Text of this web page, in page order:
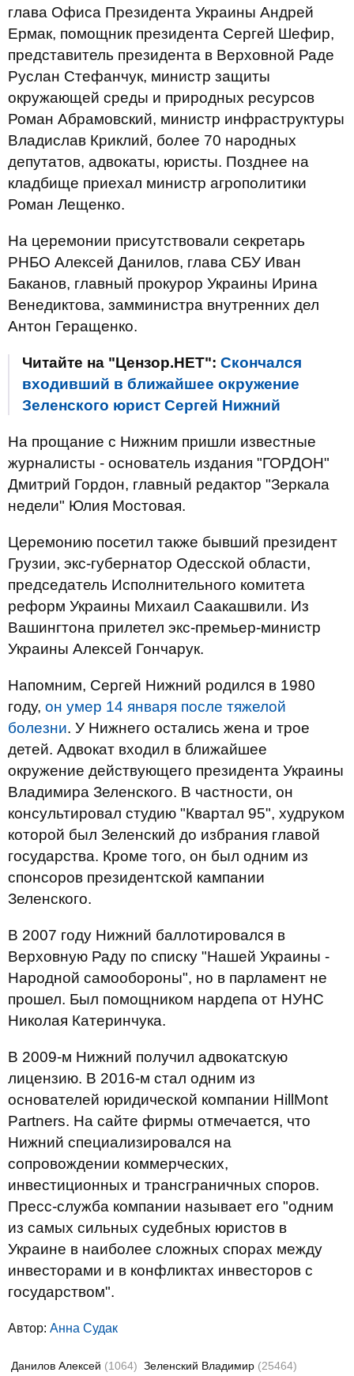
глава Офиса Президента Украины Андрей
Ермак, помощник президента Сергей Шефир,
представитель президента в Верховной Раде
Руслан Стефанчук, министр защиты
окружающей среды и природных ресурсов
Роман Абрамовский, министр инфраструктуры
Владислав Криклий, более 70 народных
депутатов, адвокаты, юристы. Позднее на
кладбище приехал министр агрополитики
Роман Лещенко.
На церемонии присутствовали секретарь
РНБО Алексей Данилов, глава СБУ Иван
Баканов, главный прокурор Украины Ирина
Венедиктова, замминистра внутренних дел
Антон Геращенко.
Читайте на "Цензор.НЕТ": Скончался
входивший в ближайшее окружение
Зеленского юрист Сергей Нижний
На прощание с Нижним пришли известные
журналисты - основатель издания "ГОРДОН"
Дмитрий Гордон, главный редактор "Зеркала
недели" Юлия Мостовая.
Церемонию посетил также бывший президент
Грузии, экс-губернатор Одесской области,
председатель Исполнительного комитета
реформ Украины Михаил Саакашвили. Из
Вашингтона прилетел экс-премьер-министр
Украины Алексей Гончарук.
Напомним, Сергей Нижний родился в 1980
году, он умер 14 января после тяжелой
болезни. У Нижнего остались жена и трое
детей. Адвокат входил в ближайшее
окружение действующего президента Украины
Владимира Зеленского. В частности, он
консультировал студию "Квартал 95", худруком
которой был Зеленский до избрания главой
государства. Кроме того, он был одним из
спонсоров президентской кампании
Зеленского.
В 2007 году Нижний баллотировался в
Верховную Раду по списку "Нашей Украины -
Народной самообороны", но в парламент не
прошел. Был помощником нардепа от НУНС
Николая Катеринчука.
В 2009-м Нижний получил адвокатскую
лицензию. В 2016-м стал одним из
основателей юридической компании HillMont
Partners. На сайте фирмы отмечается, что
Нижний специализировался на
сопровождении коммерческих,
инвестиционных и трансграничных споров.
Пресс-служба компании называет его "одним
из самых сильных судебных юристов в
Украине в наиболее сложных спорах между
инвесторами и в конфликтах инвесторов с
государством".
Автор: Анна Судак
Данилов Алексей (1064) Зеленский Владимир (25464)